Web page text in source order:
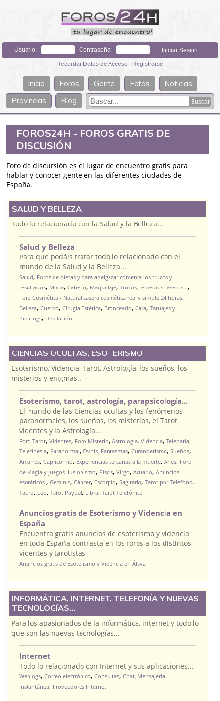
Usuario: Contraseña:
Recordar Datos de Acceso | Registrarse
Inicio Foros Gente Fotos
Noticias
Provincias
Blog
FOROS24H - FOROS GRATIS DE
DISCUSIÓN
Foro de discursión es el lugar de encuentro gratis para
hablar y conocer gente en las diferentes ciudades de
España.
SALUD Y BELLEZA
Todo lo relacionado con la Salud y la Belleza...
Salud y Belleza
Para que podáis tratar todo lo relacionado con el
mundo de la Salud y la Belleza...
Salud, Foros de dietas y para adelgazar comenta los trucos y
resultados, Moda, Cabello, Maquillaje, Trucos, remedios caseros...,
Foro Cosmética - Natural casera cosmética real y simple 24 horas,
Belleza, Cuerpo, Cirugía Estética, Bronceado, Cara, Tatuajes y
Piercings, Depilación
CIENCIAS OCULTAS, ESOTERISMO
Esoterismo, Videncia, Tarot, Astrología, los sueños, los
misterios y enigmas...
Esoterismo, tarot, astrología, parapsicología...
El mundo de las Ciencias ocultas y los fenómenos
paranormales, los sueños, los misterios, el Tarot
videntes y la Astrología...
Foro Tarot, Videntes, Foro Misterio, Astrología, Videncia, Telepatía,
Telecinesia, Paranormal, Ovnis, Fantasmas, Curanderismo, Sueños,
Amarres, Capricornio, Experiencias cercanas a la muerte, Aries, Foro
de Magia y juegos Ilusionismo, Piscis, Virgo, Acuario, Anuncios
esotéricos , Géminis, Cáncer, Escorpio, Sagitario, Tarot por Telefóno,
Tauro, Leo, Tarot Paypal, Libra, Tarot Telefónico
Anuncios gratis de Esoterismo y Videncia en
España
Encuentra gratis anuncios de esoterismo y videncia
en toda España contrasta en los foros a los distintos
videntes y tarotistas
Anuncios gratis de Esoterismo y Videncia en Álava
INFORMÁTICA, INTERNET, TELEFONÍA Y NUEVAS
TECNOLOGÍAS...
Para los apasionados de la informática, internet y todo lo
que son las nuevas tecnologías...
Internet
Todo lo relacionado con Internet y sus aplicaciones...
Weblogs, Correo electrónico, Consultas, Chat, Mensajería
instantánea, Proveedores Internet